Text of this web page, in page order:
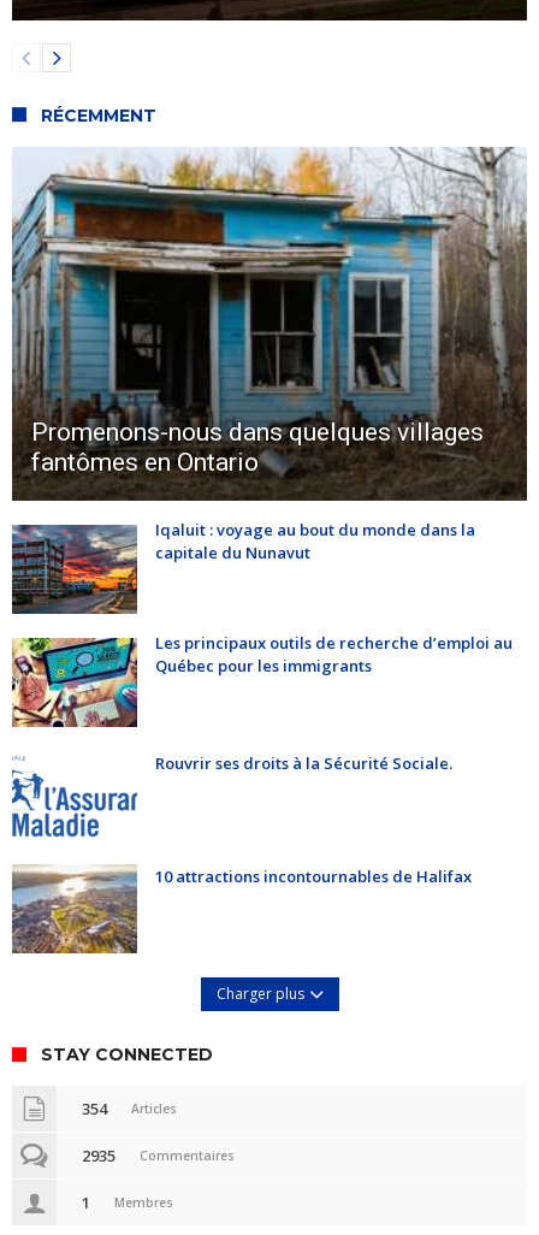
RÉCEMMENT
Promenons-nous dans quelques villages
fantômes en Ontario
Iqaluit : voyage au bout du monde dans la
capitale du Nunavut
Les principaux outils de recherche d’emploi au
Québec pour les immigrants
Rouvrir ses droits à la Sécurité Sociale.
10 attractions incontournables de Halifax
Charger plus
STAY CONNECTED
354 Articles
2935 Commentaires
1 Membres